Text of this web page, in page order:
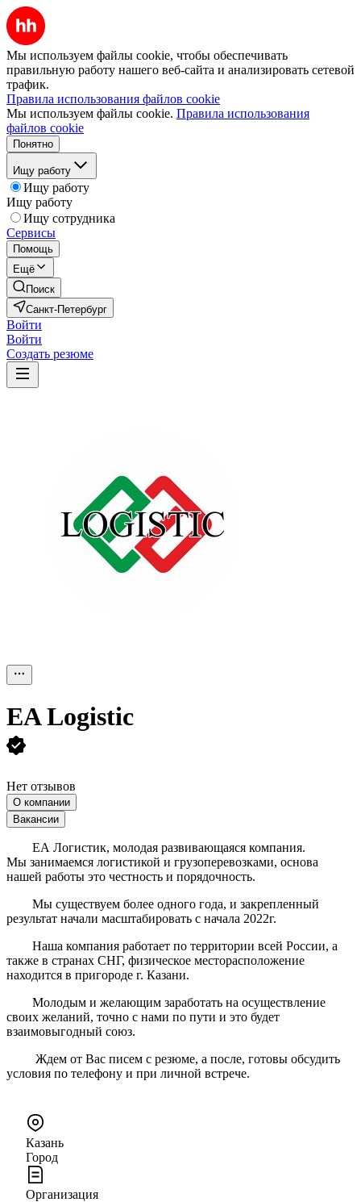
Мы используем файлы cookie, чтобы обеспечивать
правильную работу нашего веб-сайта и анализировать сетевой
трафик.
Правила использования файлов cookie
Мы используем файлы cookie. Правила использования
файлов cookie
Понятно
Ищу работу
Ищу работу
Ищу работу
Ищу сотрудника
Сервисы
Помощь
Ещё
Поиск
Санкт-Петербург
Войти
Войти
Создать резюме
EA Logistic
Нет отзывов
О компании
Вакансии
ЕА Логистик, молодая развивающаяся компания.
Мы занимаемся логистикой и грузоперевозками, основа
нашей работы это честность и порядочность.
Мы существуем более одного года, и закрепленный
результат начали масштабировать с начала 2022г.
Наша компания работает по территории всей России, а
также в странах СНГ, физическое месторасположение
находится в пригороде г. Казани.
Молодым и желающим заработать на осуществление
своих желаний, точно с нами по пути и это будет
взаимовыгодный союз.
Ждем от Вас писем с резюме, а после, готовы обсудить
условия по телефону и при личной встрече.
Казань
Город
Организация